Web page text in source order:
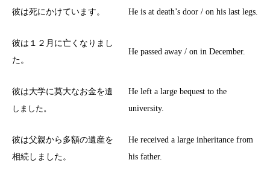
彼は死にかけています。 He is at death’s door / on his last legs.
彼は１２月に亡くなりまし
た。
He passed away / on in December.
彼は大学に莫大なお金を遺
しました。
He left a large bequest to the
university.
彼は父親から多額の遺産を
相続しました。
He received a large inheritance from
his father.